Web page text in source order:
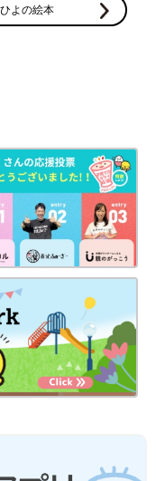
、クリップの様にな
げて干せるのも◎。靴
ソー、無印良品｜
もおすすめ！書類
まるプリントや書類。
くのが理想ですが、面
るうちに失くしたりご
ていませんか？そこで
利なアイテムを紹介し
うまく利用して、しま
書類収納を実現するア
利でしたね！お値段も
大助かり♪ おうちの中
ぜひともチェックして
は、削除される場合
月時点のものです。
よの絵本